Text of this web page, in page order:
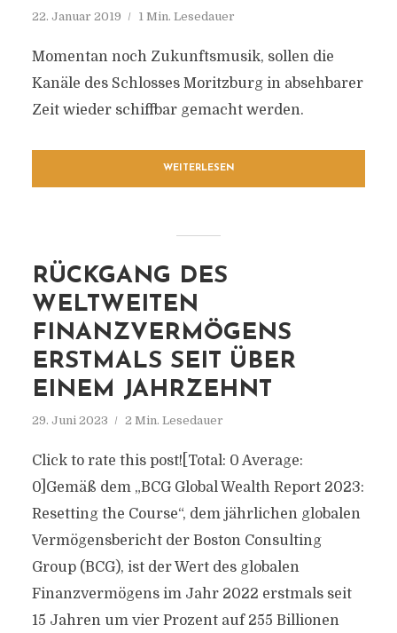
22. Januar 2019 1 Min. Lesedauer
Momentan noch Zukunftsmusik, sollen die
Kanäle des Schlosses Moritzburg in absehbarer
Zeit wieder schiffbar gemacht werden.
WEITERLESEN
RÜCKGANG DES
WELTWEITEN
FINANZVERMÖGENS
ERSTMALS SEIT ÜBER
EINEM JAHRZEHNT
29. Juni 2023 2 Min. Lesedauer
Click to rate this post![Total: 0 Average:
0]Gemäß dem „BCG Global Wealth Report 2023:
Resetting the Course“, dem jährlichen globalen
Vermögensbericht der Boston Consulting
Group (BCG), ist der Wert des globalen
Finanzvermögens im Jahr 2022 erstmals seit
15 Jahren um vier Prozent auf 255 Billionen